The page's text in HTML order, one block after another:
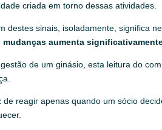
criada em torno dessas atividades.
destes sinais, isoladamente, significa
mudanças aumenta
de um ginásio, esta leitura do
de reagir apenas quando um sócio